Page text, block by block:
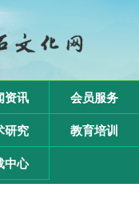
资讯 会员服务
研究 教育培训
中心